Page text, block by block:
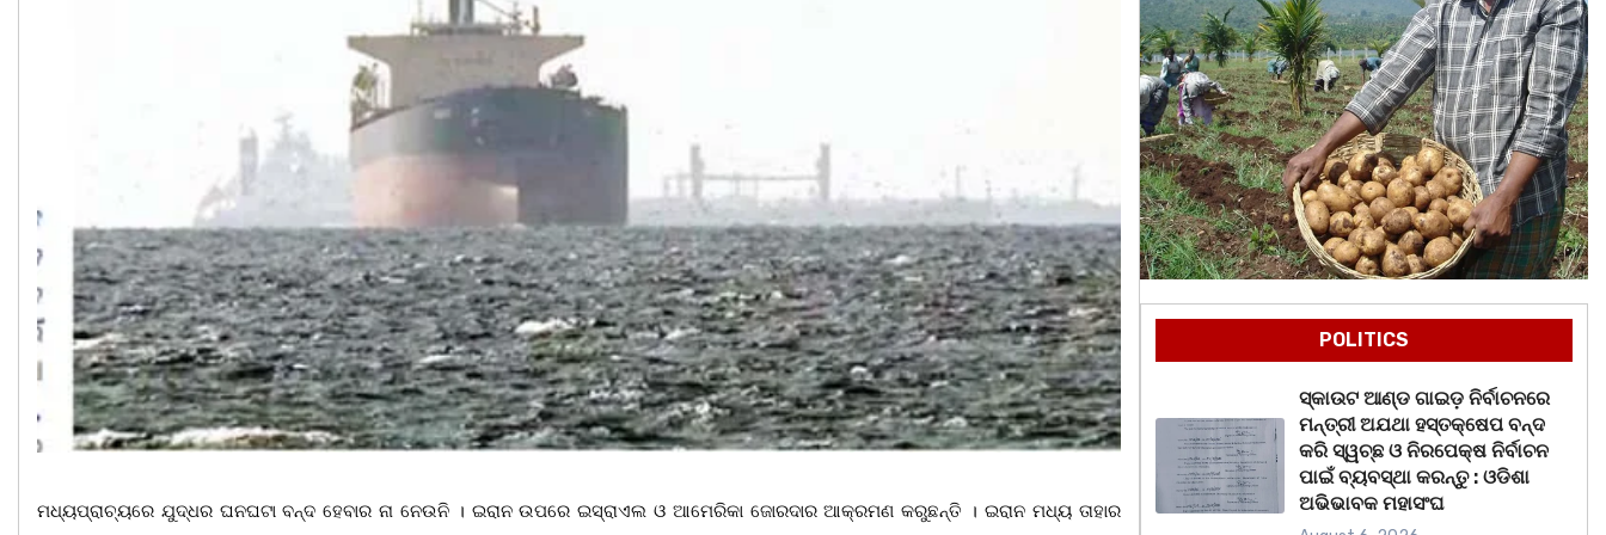
ମଧ୍ୟପ୍ରାଚ୍ୟରେ ଯୁଦ୍ଧର ଘନଘଟା ବନ୍ଦ ହେବାର ନା ନେଉନି । ଇରାନ ଉପରେ ଇସ୍ରାଏଲ ଓ ଆମେରିକା ଜୋରଦାର ଆକ୍ରମଣ କରୁଛନ୍ତି । ଇରାନ ମଧ୍ୟ ତାହାର
POLITICS
ସ୍କାଉଟ ଆଣ୍ଡ ଗାଇଡ଼ ନିର୍ବାଚନରେ
ମନ୍ତ୍ରୀ ଅଯଥା ହସ୍ତକ୍ଷେପ ବନ୍ଦ
କରି ସ୍ୱଚ୍ଛ ଓ ନିରପେକ୍ଷ ନିର୍ବାଚନ
ପାଇଁ ବ୍ୟବସ୍ଥା କରନ୍ତୁ : ଓଡିଶା
ଅଭିଭାବକ ମହାସଂଘ